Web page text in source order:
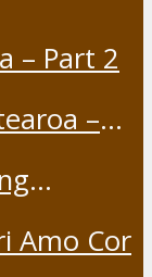
– Part 2
–
Amo Cor